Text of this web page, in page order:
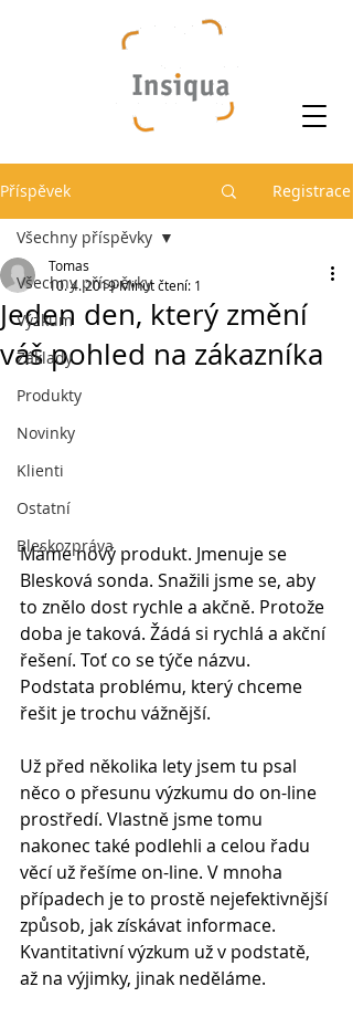
Příspěvek Registrace
Všechny příspěvky
Výzkum
Základy
Produkty
Novinky
Klienti
Ostatní
Bleskozpráva
Všechny příspěvky
Jeden den, který změní
váš pohled na zákazníka
Tomas
10. 4. 2019 Minut čtení: 1
Máme nový produkt. Jmenuje se
Blesková sonda. Snažili jsme se, aby
to znělo dost rychle a akčně. Protože
doba je taková. Žádá si rychlá a akční
řešení. Toť co se týče názvu.
Podstata problému, který chceme
řešit je trochu vážnější.
Už před několika lety jsem tu psal
něco o přesunu výzkumu do on-line
prostředí. Vlastně jsme tomu
nakonec také podlehli a celou řadu
věcí už řešíme on-line. V mnoha
případech je to prostě nejefektivnější
způsob, jak získávat informace.
Kvantitativní výzkum už v podstatě,
až na výjimky, jinak neděláme.